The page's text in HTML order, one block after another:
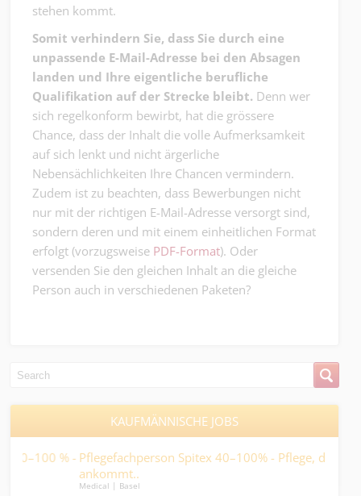
stehen kommt.
Somit verhindern Sie, dass Sie durch eine
unpassende E-Mail-Adresse bei den Absagen
landen und Ihre eigentliche berufliche
Qualifikation auf der Strecke bleibt. Denn wer
sich regelkonform bewirbt, hat die grössere
Chance, dass der Inhalt die volle Aufmerksamkeit
auf sich lenkt und nicht ärgerliche
Nebensächlichkeiten Ihre Chancen vermindern.
Zudem ist zu beachten, dass Bewerbungen nicht
nur mit der richtigen E-Mail-Adresse versorgt sind,
sondern deren und mit einem einheitlichen Format
erfolgt (vorzugsweise PDF-Format). Oder
versenden Sie den gleichen Inhalt an die gleiche
Person auch in verschiedenen Paketen?
KAUFMÄNNISCHE JOBS
Pflegefachperson Spitex 40–100% - Pflege, die zuhause
ankommt..
Medical | Basel